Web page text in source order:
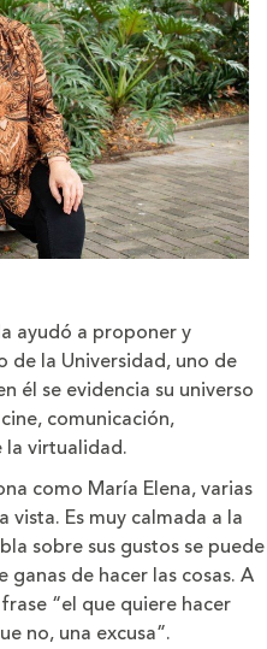
ayudó a proponer y
de la Universidad, uno de
él se evidencia su universo
comunicación,
la virtualidad.
como María Elena, varias
vista. Es muy calmada a la
sobre sus gustos se puede
de hacer las cosas. A
“el que quiere hacer
no, una excusa”.